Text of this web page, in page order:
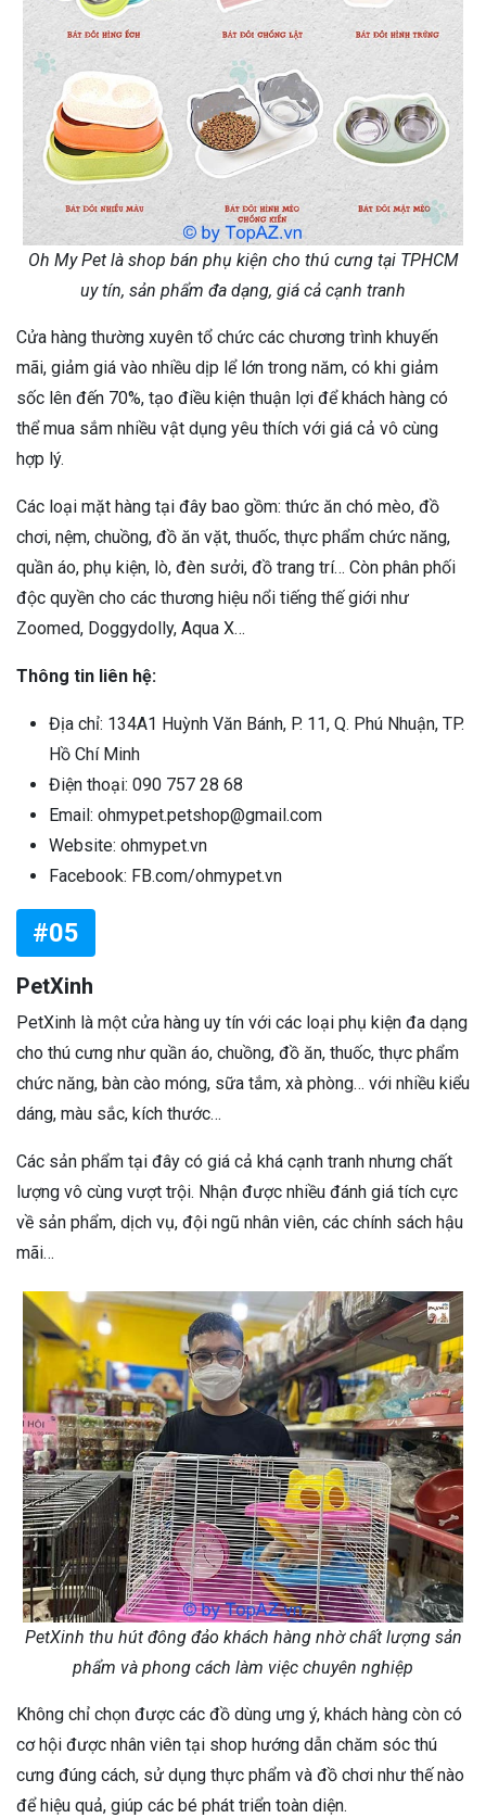
Oh My Pet là shop bán phụ kiện cho thú cưng tại TPHCM
uy tín, sản phẩm đa dạng, giá cả cạnh tranh
Cửa hàng thường xuyên tổ chức các chương trình khuyến
mãi, giảm giá vào nhiều dịp lể lớn trong năm, có khi giảm
sốc lên đến 70%, tạo điều kiện thuận lợi để khách hàng có
thể mua sắm nhiều vật dụng yêu thích với giá cả vô cùng
hợp lý.
Các loại mặt hàng tại đây bao gồm: thức ăn chó mèo, đồ
chơi, nệm, chuồng, đồ ăn vặt, thuốc, thực phẩm chức năng,
quần áo, phụ kiện, lò, đèn sưởi, đồ trang trí… Còn phân phối
độc quyền cho các thương hiệu nổi tiếng thế giới như
Zoomed, Doggydolly, Aqua X…
Thông tin liên hệ:
Địa chỉ: 134A1 Huỳnh Văn Bánh, P. 11, Q. Phú Nhuận, TP.
Hồ Chí Minh
Điện thoại: 090 757 28 68
Email: ohmypet.petshop@gmail.com
Website: ohmypet.vn
Facebook: FB.com/ohmypet.vn
#05
PetXinh
PetXinh là một cửa hàng uy tín với các loại phụ kiện đa dạng
cho thú cưng như quần áo, chuồng, đồ ăn, thuốc, thực phẩm
chức năng, bàn cào móng, sữa tắm, xà phòng… với nhiều kiểu
dáng, màu sắc, kích thước…
Các sản phẩm tại đây có giá cả khá cạnh tranh nhưng chất
lượng vô cùng vượt trội. Nhận được nhiều đánh giá tích cực
về sản phẩm, dịch vụ, đội ngũ nhân viên, các chính sách hậu
mãi…
PetXinh thu hút đông đảo khách hàng nhờ chất lượng sản
phẩm và phong cách làm việc chuyên nghiệp
Không chỉ chọn được các đồ dùng ưng ý, khách hàng còn có
cơ hội được nhân viên tại shop hướng dẫn chăm sóc thú
cưng đúng cách, sử dụng thực phẩm và đồ chơi như thế nào
để hiệu quả, giúp các bé phát triển toàn diện.